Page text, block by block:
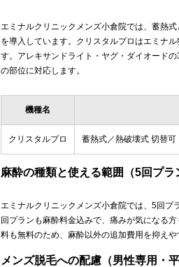
エミナルクリニックメンズ小倉院では、蓄熱
を導入しています。クリスタルプロはエミナ
す。アレキサンドライト・ヤグ・ダイオード
の部位に対応します。
機種名
クリスタルプロ 蓄熱式／熱破壊式 切替可
麻酔の種類と使える範囲（5回プラ
エミナルクリニックメンズ小倉院では、5回
回プランも麻酔料金込みで、痛みが気になる
料も無料のため、麻酔以外の追加費用を抑えや
メンズ脱毛への配慮（男性専用・平